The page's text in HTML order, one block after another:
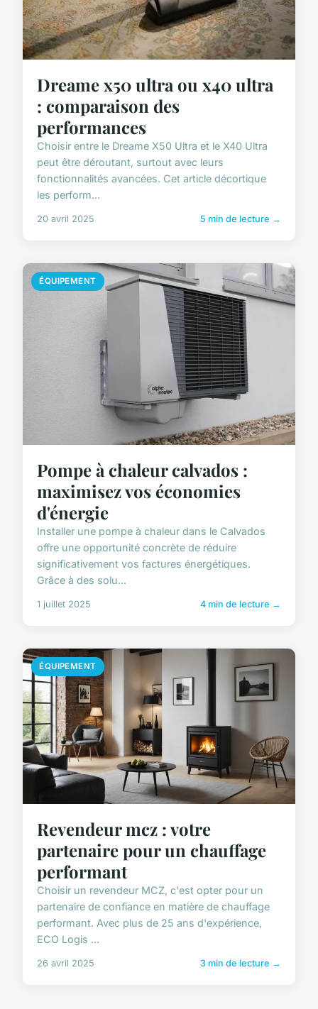
Dreame x50 ultra ou x40 ultra
: comparaison des
performances
Choisir entre le Dreame X50 Ultra et le X40 Ultra
peut être déroutant, surtout avec leurs
fonctionnalités avancées. Cet article décortique
les perform...
20 avril 2025 5 min de lecture →
ÉQUIPEMENT
Pompe à chaleur calvados :
maximisez vos économies
d'énergie
Installer une pompe à chaleur dans le Calvados
offre une opportunité concrète de réduire
significativement vos factures énergétiques.
Grâce à des solu...
1 juillet 2025 4 min de lecture →
ÉQUIPEMENT
Revendeur mcz : votre
partenaire pour un chauffage
performant
Choisir un revendeur MCZ, c'est opter pour un
partenaire de confiance en matière de chauffage
performant. Avec plus de 25 ans d'expérience,
ECO Logis ...
26 avril 2025 3 min de lecture →